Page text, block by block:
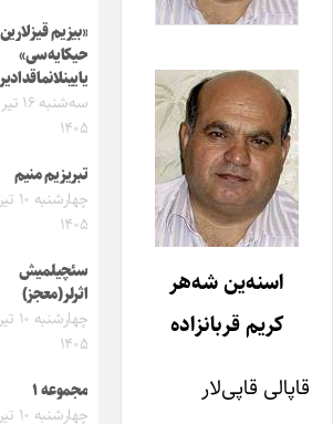
اسنه‌ین شه‌هر
کریم قربانزاده
قاپالی قاپی‌لار
«بیزیم قیزلارین
حیکایه‌سی»
سه‌شنبه ۱۶ تیر
۱۴۰۵
تبریزیم منیم
چهارشنبه ۱۰ تیر
۱۴۰۵
سئچیلمیش
اثرلر(معجز)
چهارشنبه ۱۰ تیر
۱۴۰۵
مجموعه ۱
چهارشنبه ۱۰ تیر